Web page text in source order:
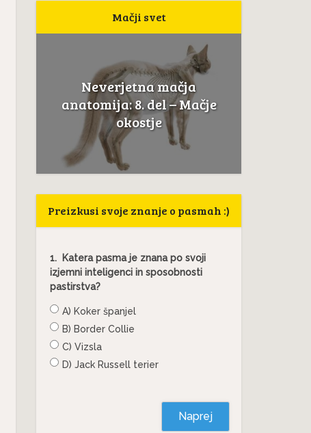
Mačji svet
Neverjetna mačja
anatomija: 8. del – Mačje
okostje
Preizkusi svoje znanje o pasmah :)
1.
Katera pasma je znana po svoji
izjemni inteligenci in sposobnosti
pastirstva?
A) Koker španjel
B) Border Collie
C) Vizsla
D) Jack Russell terier
Naprej